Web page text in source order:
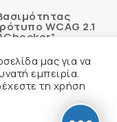
WCAG 2.1
Προστασίας
μας για να
εμπειρία.
τη χρήση